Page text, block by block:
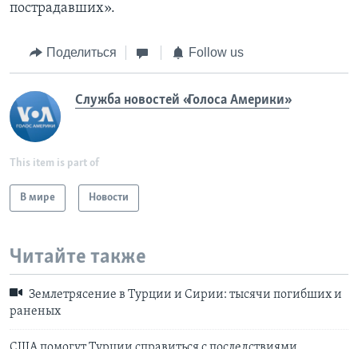
пострадавших».
Поделиться Follow us
Служба новостей «Голоса Америки»
This item is part of
В мире Новости
Читайте также
Землетрясение в Турции и Сирии: тысячи погибших и
раненых